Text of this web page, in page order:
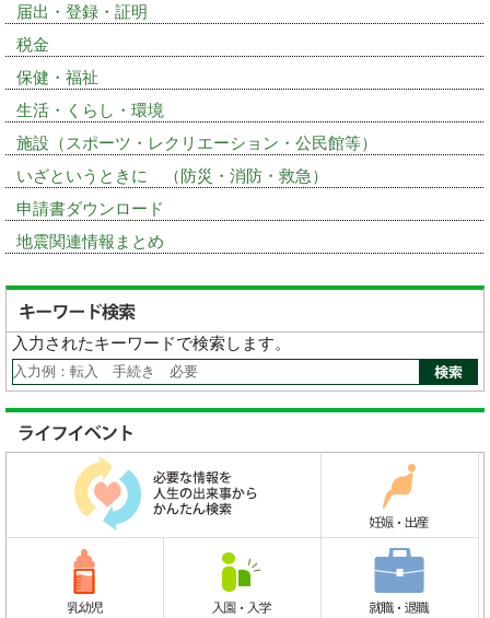
届出・登録・証明
税金
保健・福祉
生活・くらし・環境
施設（スポーツ・レクリエーション・公民館等）
いざというときに （防災・消防・救急）
申請書ダウンロード
地震関連情報まとめ
入力されたキーワードで検索します。